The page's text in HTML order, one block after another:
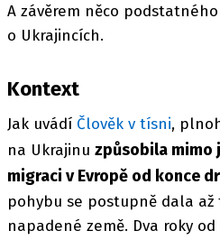
A závěrem něco
o Ukrajincích.
Kontext
Jak uvádí Člověk v tísni,
na Ukrajinu způsobila mimo
migraci v Evropě od konce
pohybu se postupně dala
napadené země. Dva roky